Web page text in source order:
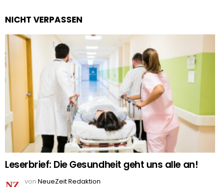
NICHT VERPASSEN
Leserbrief: Die Gesundheit geht uns alle an!
von NeueZeit Redaktion